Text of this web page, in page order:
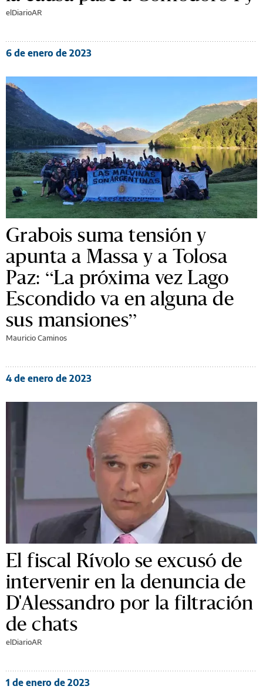
elDiarioAR
6 de enero de 2023
Grabois suma tensión y
apunta a Massa y a Tolosa
Paz: “La próxima vez Lago
Escondido va en alguna de
sus mansiones”
Mauricio Caminos
4 de enero de 2023
El fiscal Rívolo se excusó de
intervenir en la denuncia de
D'Alessandro por la filtración
de chats
elDiarioAR
1 de enero de 2023